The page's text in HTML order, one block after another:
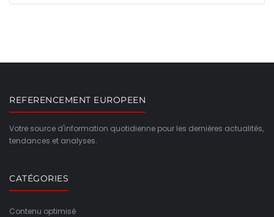
REFERENCEMENT EUROPEEN
Votre source d'information quotidienne pour les dernières actualités,
tendances et analyses.
CATÉGORIES
Contenu optimisé